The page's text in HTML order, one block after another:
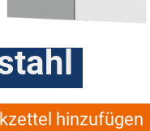
H375
hinzufügen